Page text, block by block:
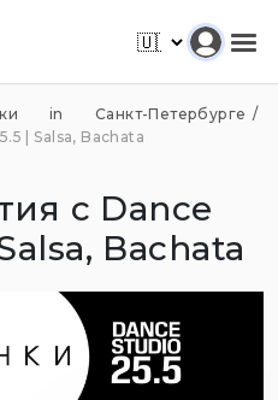
in Санкт-Петербурге
| Salsa, Bachata
с Dance
Bachata